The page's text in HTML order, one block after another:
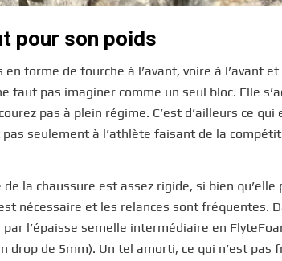
pour son poids
forme de fourche à l’avant, voire à l’avant et
faut pas imaginer comme un seul bloc. Elle
pas à plein régime. C’est d’ailleurs ce qui
seulement à l’athlète faisant de la
la chaussure est assez rigide, si bien qu’elle
nécessaire et les relances sont fréquentes.
l’épaisse semelle intermédiaire en
drop de 5mm). Un tel amorti, ce qui n’est pas